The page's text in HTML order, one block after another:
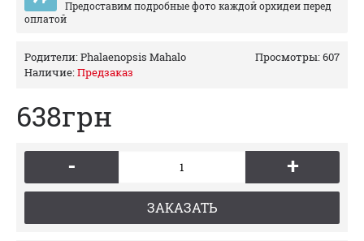
Предоставим подробные фото каждой орхидеи перед
оплатой
Просмотры: 607
Родители:Phalaenopsis Mahalo
Наличие:Предзаказ
638грн
- +
ЗАКАЗАТЬ